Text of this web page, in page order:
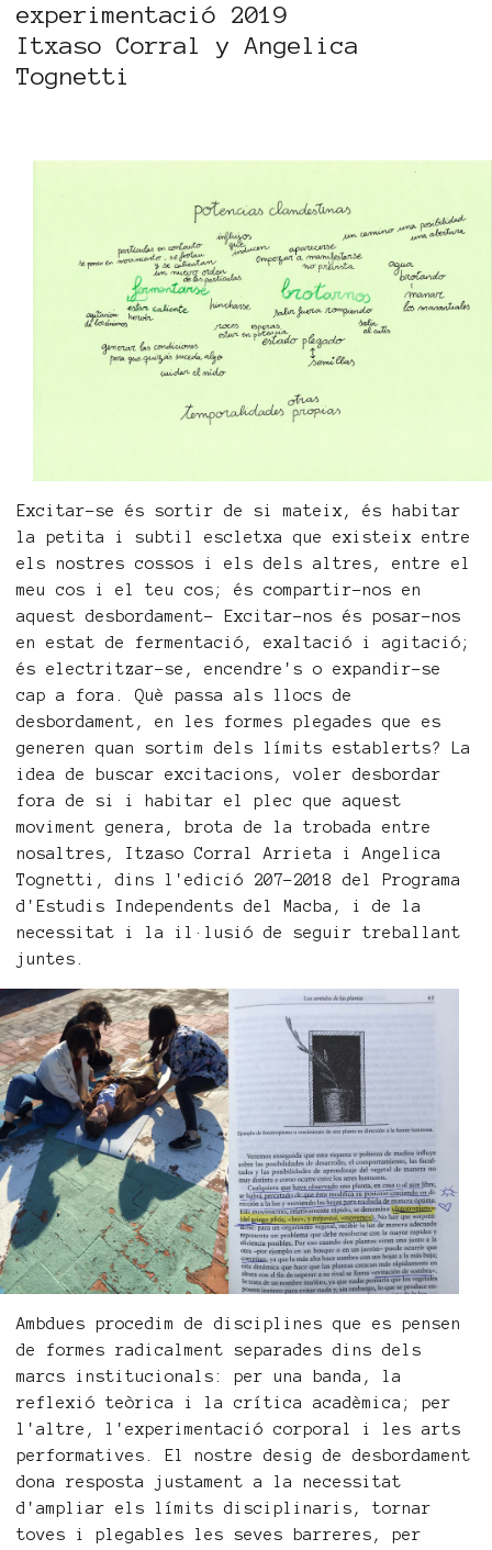
experimentació 2019
Itxaso Corral y Angelica
Tognetti
Excitar-se és sortir de si mateix, és habitar
la petita i subtil escletxa que existeix entre
els nostres cossos i els dels altres, entre el
meu cos i el teu cos; és compartir-nos en
aquest desbordament- Excitar-nos és posar-nos
en estat de fermentació, exaltació i agitació;
és electritzar-se, encendre's o expandir-se
cap a fora. Què passa als llocs de
desbordament, en les formes plegades que es
generen quan sortim dels límits establerts? La
idea de buscar excitacions, voler desbordar
fora de si i habitar el plec que aquest
moviment genera, brota de la trobada entre
nosaltres, Itzaso Corral Arrieta i Angelica
Tognetti, dins l'edició 207-2018 del Programa
d'Estudis Independents del Macba, i de la
necessitat i la il·lusió de seguir treballant
juntes.
Ambdues procedim de disciplines que es pensen
de formes radicalment separades dins dels
marcs institucionals: per una banda, la
reflexió teòrica i la crítica acadèmica; per
l'altre, l'experimentació corporal i les arts
performatives. El nostre desig de desbordament
dona resposta justament a la necessitat
d'ampliar els límits disciplinaris, tornar
toves i plegables les seves barreres, per